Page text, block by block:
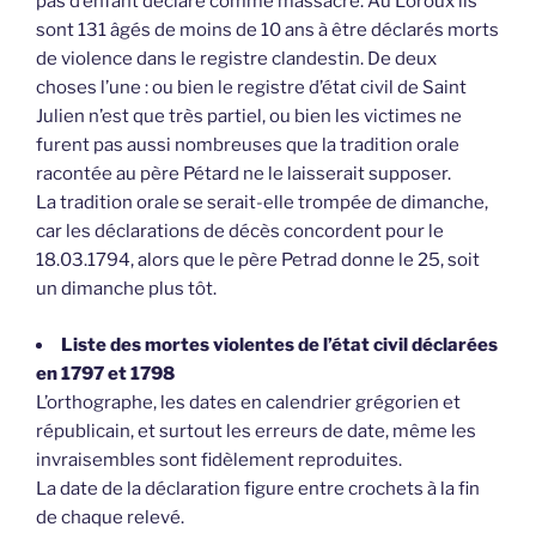
sont 131 âgés de moins de 10 ans à être déclarés morts
de violence dans le registre clandestin. De deux
choses l’une : ou bien le registre d’état civil de Saint
Julien n’est que très partiel, ou bien les victimes ne
furent pas aussi nombreuses que la tradition orale
racontée au père Pétard ne le laisserait supposer.
La tradition orale se serait-elle trompée de dimanche,
car les déclarations de décès concordent pour le
18.03.1794, alors que le père Petrad donne le 25, soit
un dimanche plus tôt.
Liste des mortes violentes de l’état civil déclarées
en 1797 et 1798
L’orthographe, les dates en calendrier grégorien et
républicain, et surtout les erreurs de date, même les
invraisembles sont fidèlement reproduites.
La date de la déclaration figure entre crochets à la fin
de chaque relevé.